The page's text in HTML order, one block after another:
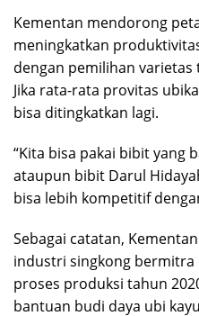
Kementan mendorong
meningkatkan
dengan pemilihan
Jika rata-rata provitas
bisa ditingkatkan lagi.
“Kita bisa pakai bibit yang
ataupun bibit Darul
bisa lebih kompetitif
Sebagai catatan,
industri singkong bermitra
proses produksi tahun
bantuan budi daya ubi